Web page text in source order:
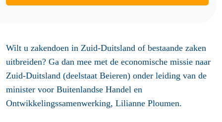
Wilt u zakendoen in Zuid-Duitsland of bestaande zaken
uitbreiden? Ga dan mee met de economische missie naar
Zuid-Duitsland (deelstaat Beieren) onder leiding van de
minister voor Buitenlandse Handel en
Ontwikkelingssamenwerking, Lilianne Ploumen.